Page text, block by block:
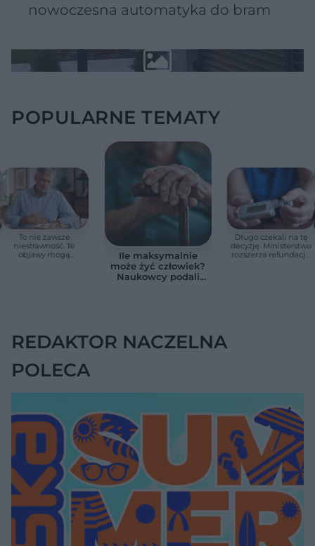
nowoczesna automatyka do bram
POPULARNE TEMATY
To nie zawsze
niestrawność. Te
objawy mogą
Ile maksymalnie
może żyć człowiek?
Naukowcy podali
Długo czekali na tę
decyzję. Ministerstwo
rozszerza refundację
REDAKTOR NACZELNA
POLECA